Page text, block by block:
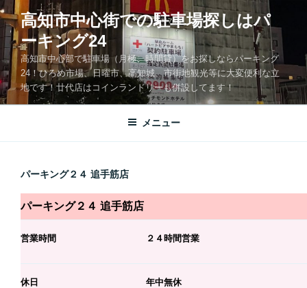
コ
ン
テ
ン
ツ
へ
ス
ッ
高知市中心街での駐車場探しはパ
ーキング24
高知市中心部で駐車場（月極、時間貸）をお探しならパーキング
24！ひろめ市場、日曜市、高知城、市街地観光等に大変便利な立
地です！廿代店はコインランドリーも併設してます！
メニュー
パーキング２４ 追手筋店
パーキング２４ 追手筋店
営業時間 ２４時間営業
休日 年中無休